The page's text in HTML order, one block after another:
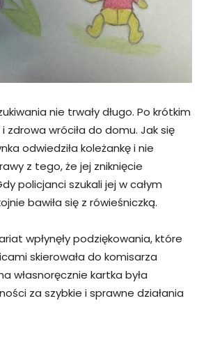
nie trwały długo. Po krótkim
zdrowa wróciła do domu. Jak się
odwiedziła koleżankę i nie
z tego, że jej zniknięcie
policjanci szukali jej w całym
bawiła się z rówieśniczką.
wpłynęły podziękowania, które
skierowała do komisarza
własnoręcznie kartka była
za szybkie i sprawne działania